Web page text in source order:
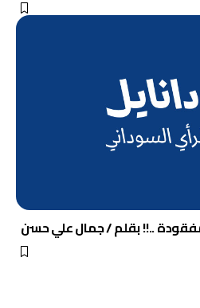
..!! بقلم / جمال علي حسن